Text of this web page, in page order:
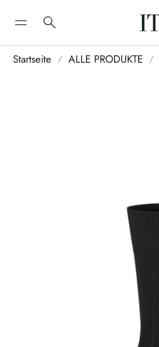
Suche
Startseite ALLE PRODUKTE